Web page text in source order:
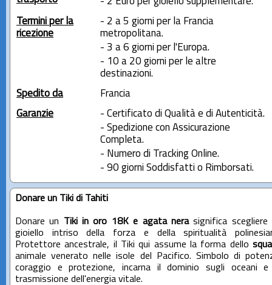
Termini per la
ricezione
- 2 a 5 giorni per la Francia
metropolitana.
- 3 a 6 giorni per l'Europa.
- 10 a 20 giorni per le altre
destinazioni.
Spedito da
Francia
Garanzie
- Certificato di Qualità e di Autenticità.
- Spedizione con Assicurazione
Completa.
- Numero di Tracking Online.
- 90 giorni Soddisfatti o Rimborsati.
Donare un Tiki di Tahiti
Donare un Tiki in oro 18K e agata nerasignifica scegliere
gioiello intriso della forza e della spiritualità
Protettore ancestrale, il Tiki qui assume la forma dello
animale venerato nelle isole del Pacifico. Simbolo di
coraggio e protezione, incarna il dominio sugli oceani
trasmissione dell'energia vitale.